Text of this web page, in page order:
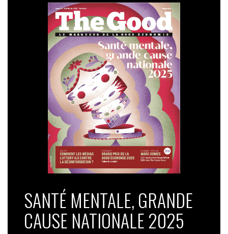
SANTÉ MENTALE, GRANDE
CAUSE NATIONALE 2025